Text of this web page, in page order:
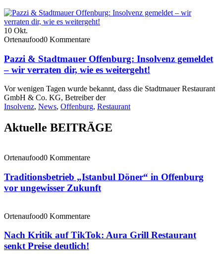
10 Okt.
Ortenaufood0 Kommentare
Pazzi & Stadtmauer Offenburg: Insolvenz gemeldet
– wir verraten dir, wie es weitergeht!
Vor wenigen Tagen wurde bekannt, dass die Stadtmauer Restaurant
GmbH & Co. KG, Betreiber der
Insolvenz, News, Offenburg, Restaurant
Aktuelle BEITRÄGE
Ortenaufood0 Kommentare
Traditionsbetrieb „Istanbul Döner“ in Offenburg
vor ungewisser Zukunft
Ortenaufood0 Kommentare
Nach Kritik auf TikTok: Aura Grill Restaurant
senkt Preise deutlich!